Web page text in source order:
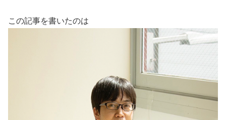
この記事を書いたのは